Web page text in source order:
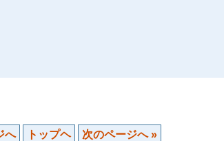
へ トップヘ 次のページへ »